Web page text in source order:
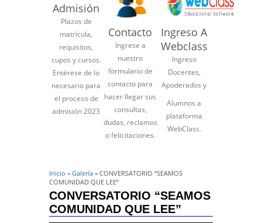
Admisión
Plazos de
matrícula,
requisitos,
cupos y cursos.
Entérese de lo
necesario para
el proceso de
admisión 2023
Contacto
Ingrese a
nuestro
formulario de
contacto para
hacer llegar sus
consultas,
dudas, reclamos
o felicitaciones.
Ingreso A
Webclass
Ingreso
Docentes,
Apoderados y
Alumnos a
plataforma
WebClass.
Inicio » Galería » CONVERSATORIO “SEAMOS
COMUNIDAD QUE LEE”
CONVERSATORIO “SEAMOS
COMUNIDAD QUE LEE”